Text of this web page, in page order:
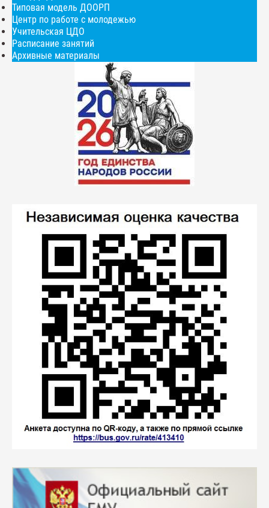
Типовая модель ДООРП
Центр по работе с молодежью
Учительская ЦДО
Расписание занятий
Архивные материалы